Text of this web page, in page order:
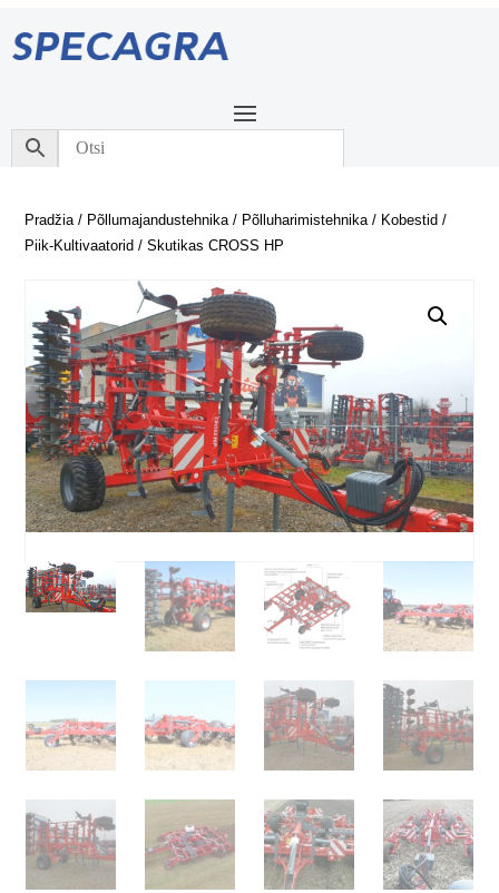
Pradžia/ Põllumajandustehnika/ Põlluharimistehnika/ Kobestid /
Piik-Kultivaatorid / Skutikas CROSS HP